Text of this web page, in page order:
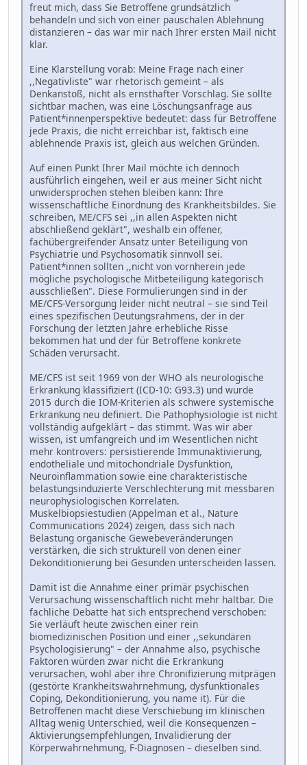
freut mich, dass Sie Betroffene grundsätzlich
behandeln und sich von einer pauschalen Ablehnung
distanzieren – das war mir nach Ihrer ersten Mail nicht
klar.
Eine Klarstellung vorab: Meine Frage nach einer
,,Negativliste" war rhetorisch gemeint – als
Denkanstoß, nicht als ernsthafter Vorschlag. Sie sollte
sichtbar machen, was eine Löschungsanfrage aus
Patient*innenperspektive bedeutet: dass für Betroffene
jede Praxis, die nicht erreichbar ist, faktisch eine
ablehnende Praxis ist, gleich aus welchen Gründen.
Auf einen Punkt Ihrer Mail möchte ich dennoch
ausführlich eingehen, weil er aus meiner Sicht nicht
unwidersprochen stehen bleiben kann: Ihre
wissenschaftliche Einordnung des Krankheitsbildes. Sie
schreiben, ME/CFS sei ,,in allen Aspekten nicht
abschließend geklärt", weshalb ein offener,
fachübergreifender Ansatz unter Beteiligung von
Psychiatrie und Psychosomatik sinnvoll sei.
Patient*innen sollten ,,nicht von vornherein jede
mögliche psychologische Mitbeteiligung kategorisch
ausschließen". Diese Formulierungen sind in der
ME/CFS-Versorgung leider nicht neutral – sie sind Teil
eines spezifischen Deutungsrahmens, der in der
Forschung der letzten Jahre erhebliche Risse
bekommen hat und der für Betroffene konkrete
Schäden verursacht.
ME/CFS ist seit 1969 von der WHO als neurologische
Erkrankung klassifiziert (ICD-10: G93.3) und wurde
2015 durch die IOM-Kriterien als schwere systemische
Erkrankung neu definiert. Die Pathophysiologie ist nicht
vollständig aufgeklärt – das stimmt. Was wir aber
wissen, ist umfangreich und im Wesentlichen nicht
mehr kontrovers: persistierende Immunaktivierung,
endotheliale und mitochondriale Dysfunktion,
Neuroinflammation sowie eine charakteristische
belastungsinduzierte Verschlechterung mit messbaren
neurophysiologischen Korrelaten.
Muskelbiopsiestudien (Appelman et al., Nature
Communications 2024) zeigen, dass sich nach
Belastung organische Gewebeveränderungen
verstärken, die sich strukturell von denen einer
Dekonditionierung bei Gesunden unterscheiden lassen.
Damit ist die Annahme einer primär psychischen
Verursachung wissenschaftlich nicht mehr haltbar. Die
fachliche Debatte hat sich entsprechend verschoben:
Sie verläuft heute zwischen einer rein
biomedizinischen Position und einer ,,sekundären
Psychologisierung" – der Annahme also, psychische
Faktoren würden zwar nicht die Erkrankung
verursachen, wohl aber ihre Chronifizierung mitprägen
(gestörte Krankheitswahrnehmung, dysfunktionales
Coping, Dekonditionierung, you name it). Für die
Betroffenen macht diese Verschiebung im klinischen
Alltag wenig Unterschied, weil die Konsequenzen –
Aktivierungsempfehlungen, Invalidierung der
Körperwahrnehmung, F-Diagnosen – dieselben sind.